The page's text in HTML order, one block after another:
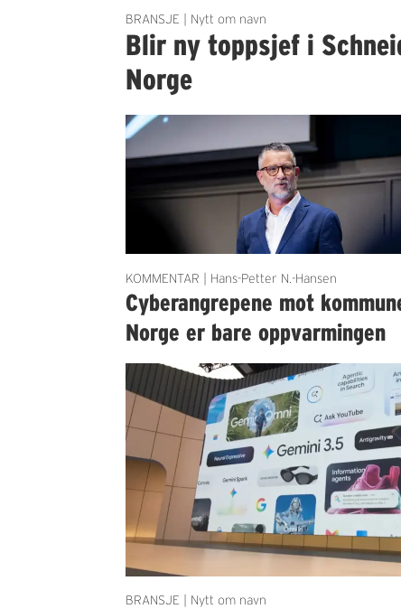
BRANSJE | Nytt om navn
Blir ny toppsjef i
Norge
KOMMENTAR | Hans-Petter N.-Hansen
Cyberangrepene mot
Norge er bare oppvarmingen
BRANSJE | Nytt om navn